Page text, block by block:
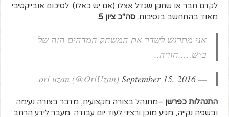
לקדם חבר או שחקן שגדל אצלו (אם יש כאלו). לסיכום אובייקטיבי
מאוד בהתחשב בנסיבות.סה"כ ציון 5.
אני מתרגש לשדר את המשחק המדהים הזה של
ב״ש…..חוויה..
— ori uzan (@OriUzan)
September 15, 2016
התנהלות כפרשן –מתנהל בצורה מקצועית, מדבר בצורה נעימה
ובשפה נקייה, מגיע מוכן ורציני לעוד יום עבודה. מעבר לידע הרחב